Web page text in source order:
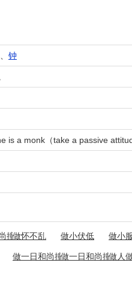
钟
is a monk（take a passive
撞一天钟
做怀不乱 做小伏低 做小
做一日和尚撞一天钟做一日和尚撞一日
做人